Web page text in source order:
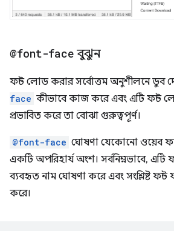
@font-face বুঝুন
ফন্ট লোড করার সর্বোত্তম অনুশীলনে ডুব
face কীভাবে কাজ করে এবং এটি ফন্ট
প্রভাবিত করে তা বোঝা গুরুত্বপূর্ণ।
@font-face ঘোষণা যেকোনো ওয়েব
একটি অপরিহার্য অংশ। সর্বনিম্নভাবে, এটি
ব্যবহৃত নাম ঘোষণা করে এবং সংশ্লিষ্ট ফন্ট
করে।